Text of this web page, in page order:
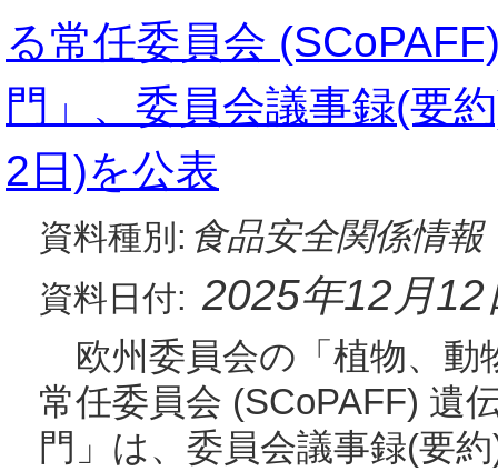
る常任委員会
門」、委員会議事録(要
2日)を公表
資料種別: 食品安全関係情報
資料日付: 2025年12月12
欧州委員会の「植物、動
常任委員会 (SCoPAFF) 遺
門」は、委員会議事録(要